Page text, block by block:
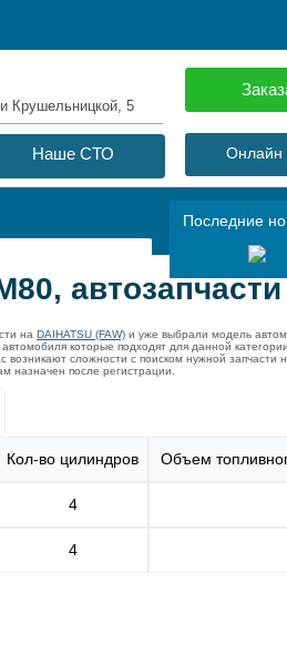
Крушельницкой, 5
Наше СТО Онлайн
Последние
на DAIHATSU (FAW) и уже выбрали модель
которые подходят для данной
сложности с поиском нужной запчасти
назначен после регистрации.
Кол-во цилиндров Объем
4
4